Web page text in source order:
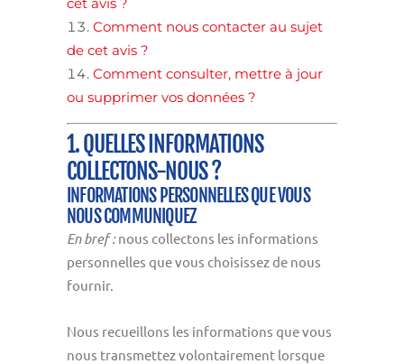
Comment nous contacter au sujet
de cet avis ?
Comment consulter, mettre à jour
ou supprimer vos données ?
1. QUELLES INFORMATIONS
COLLECTONS-NOUS ?
INFORMATIONS PERSONNELLES QUE VOUS
NOUS COMMUNIQUEZ
En bref :nous collectons les informations
personnelles que vous choisissez de nous
fournir.
Nous recueillons les informations que vous
nous transmettez volontairement lorsque